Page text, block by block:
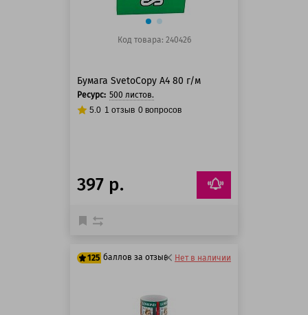
Код товара: 240426
Бумага SvetoCopy А4 80 г/м
Ресурс: 500 листов.
5.0 1 отзыв 0 вопросов
397 р.
125 баллов за отзыв Нет в наличии